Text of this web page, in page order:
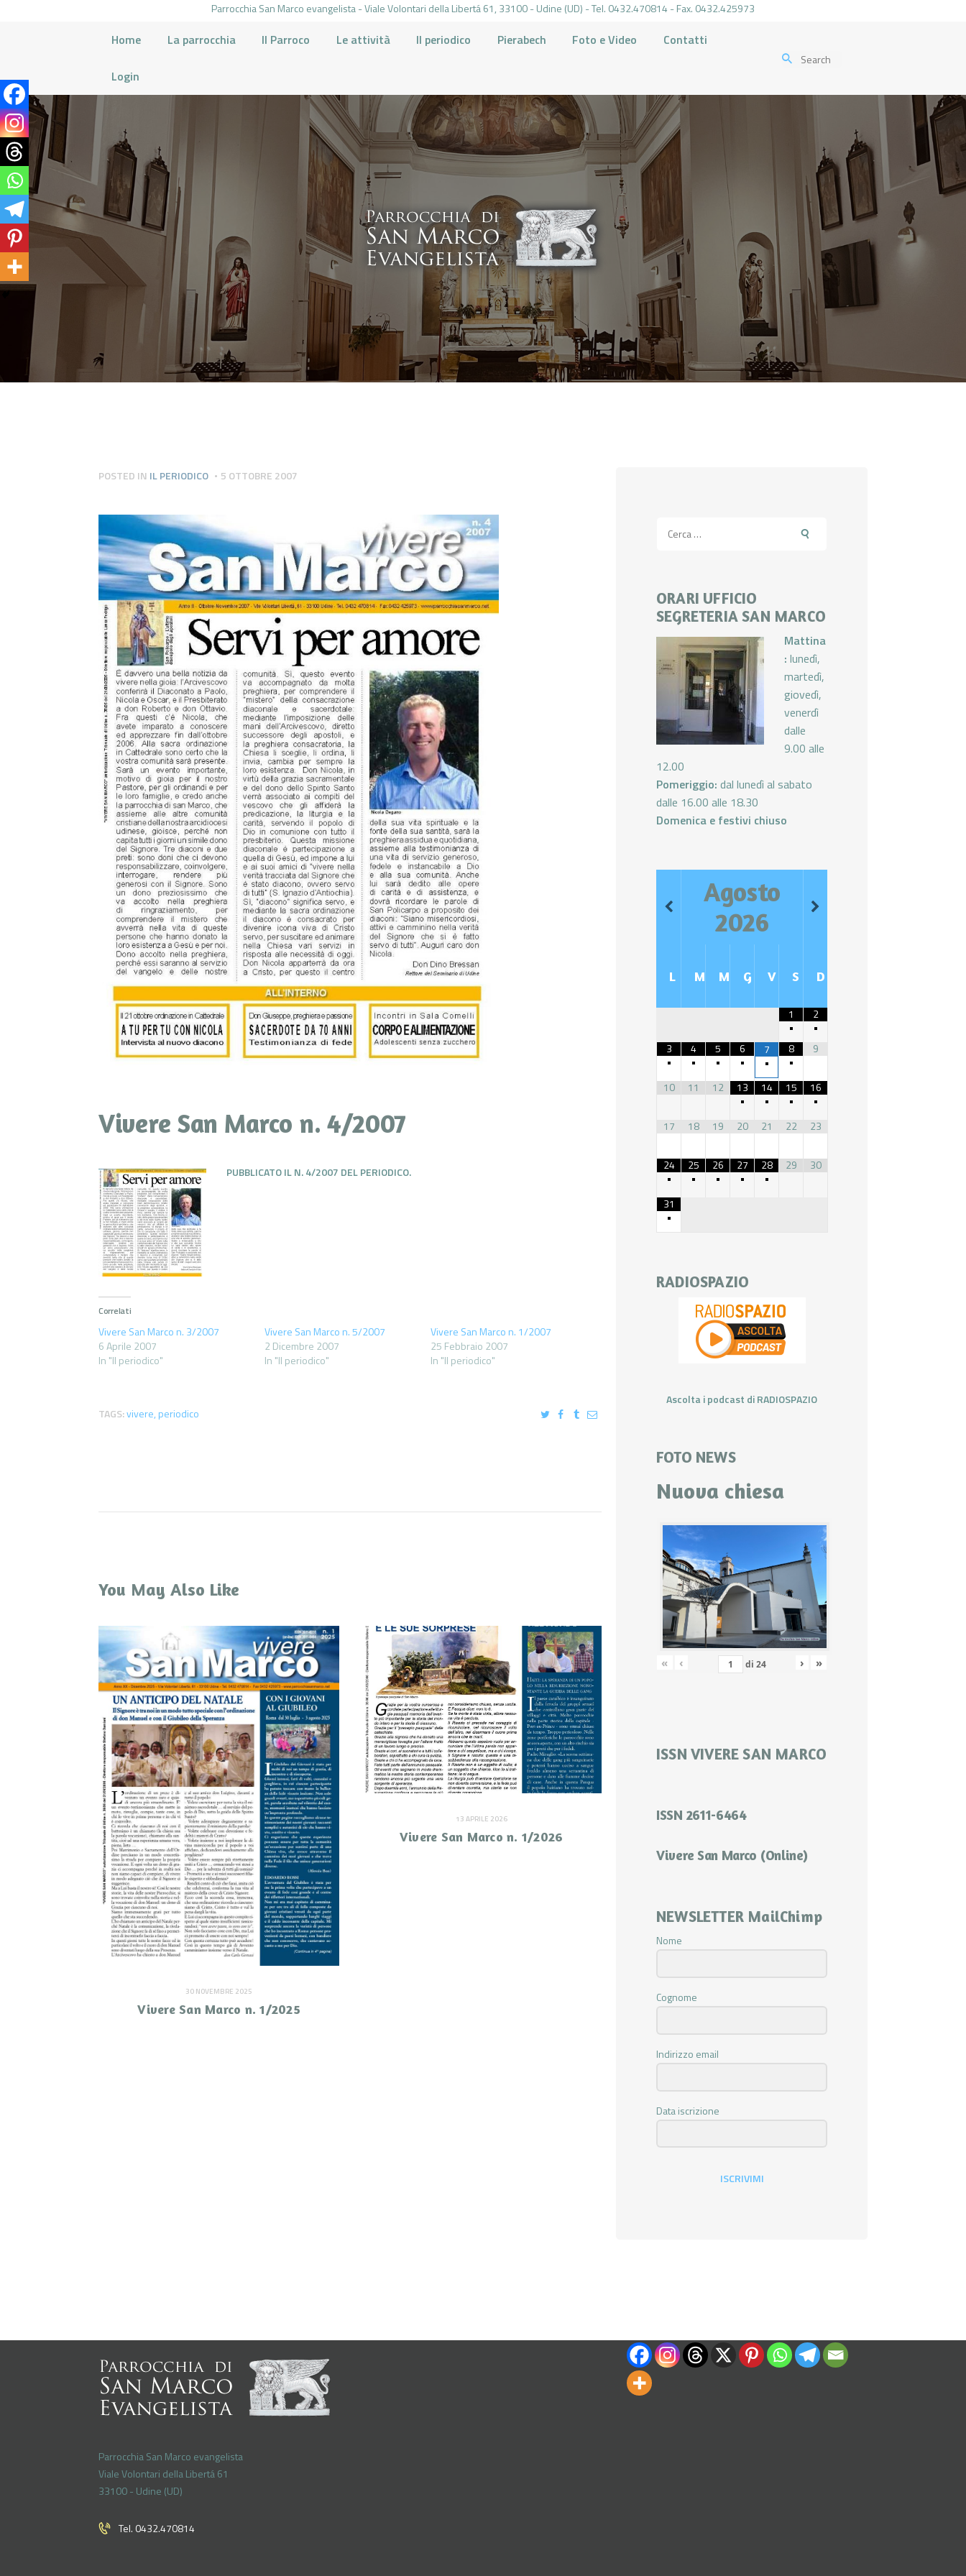
Parrocchia San Marco evangelista - Viale Volontari della Libertá 61, 33100 - Udine (UD) - Tel. 0432.470814 - Fax. 0432.425973
Home La parrocchia Il Parroco Le attività Il periodico Pierabech Foto e Video Contatti
Login
HOME
LA PARROCCHIA
IL PARROCO
LE ATTIVITÀ
IL PERIODICO
PIERABECH
FOTO E VIDEO
CONTATTI
POSTED IN IL PERIODICO 5 OTTOBRE 2007
Vivere San Marco n. 4/2007
PUBBLICATO IL N. 4/2007 DEL PERIODICO.
Correlati
Vivere San Marco n. 3/2007
6 Aprile 2007
In "Il periodico"
Vivere San Marco n. 5/2007
2 Dicembre 2007
In "Il periodico"
Vivere San Marco n. 1/2007
25 Febbraio 2007
In "Il periodico"
TAGS:vivere, periodico
You May Also Like
30 NOVEMBRE 2025
Vivere San Marco n. 1/2025
13 APRILE 2026
Vivere San Marco n. 1/2026
per:
ORARI UFFICIO
SEGRETERIA SAN MARCO
Mattina
: lunedì,
martedì,
giovedì,
venerdì
dalle
9.00 alle
12.00
Pomeriggio: dal lunedì al sabato
dalle 16.00 alle 18.30
Domenica e festivi chiuso
Agosto
2026
L M M G V S D
1
•
2
•
3
•
4
•
5
•
6
•
7
•
8
•
9
10 11 12
13
•
14
•
15
•
16
•
17
18 19 20 21 22 23
24
•
25
•
26
•
27
•
28
•
29 30
31
•
RADIOSPAZIO
Ascolta i podcast di RADIOSPAZIO
FOTO NEWS
Nuova chiesa
« ‹ di 24 › »
ISSN VIVERE SAN MARCO
ISSN 2611-6464
Vivere San Marco (Online)
NEWSLETTER MailChimp
Nome
Cognome
Indirizzo email
Data iscrizione
ISCRIVIMI
Parrocchia San Marco evangelista
Viale Volontari della Libertá 61
33100 - Udine (UD)
Tel. 0432.470814